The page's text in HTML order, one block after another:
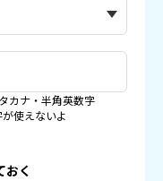
カナ・半角英数字
使えないよ
おく